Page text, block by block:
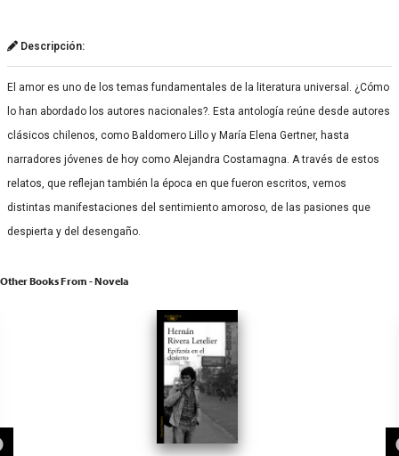
Descripción:
El amor es uno de los temas fundamentales de la literatura universal. ¿Cómo
lo han abordado los autores nacionales?. Esta antología reúne desde autores
clásicos chilenos, como Baldomero Lillo y María Elena Gertner, hasta
narradores jóvenes de hoy como Alejandra Costamagna. A través de estos
relatos, que reflejan también la época en que fueron escritos, vemos
distintas manifestaciones del sentimiento amoroso, de las pasiones que
despierta y del desengaño.
Other Books From - Novela